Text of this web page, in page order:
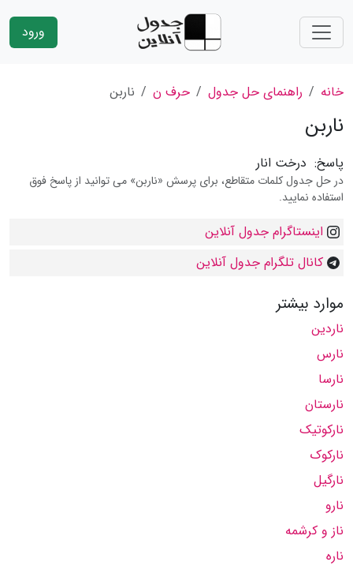
ورود
خانه راهنمای حل جدول حرف ن ناربن
ناربن
پاسخ: درخت انار
در حل جدول کلمات متقاطع، برای پرسش «ناربن» می توانید از پاسخ فوق
استفاده نمایید.
اینستاگرام جدول آنلاین
کانال تلگرام جدول آنلاین
موارد بیشتر
ناردین
نارس
نارسا
نارستان
نارکوتیک
نارکوک
نارگیل
نارو
ناز و کرشمه
ناره